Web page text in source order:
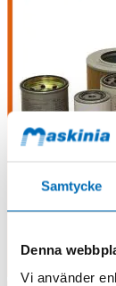
Samtycke
Denna
Vi använder